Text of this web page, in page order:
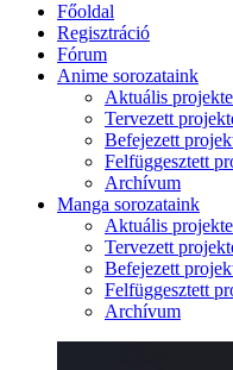
Főoldal
Regisztráció
Fórum
Anime sorozataink
Aktuális
Tervezett
Befejezett
Felfüggesztett
Archívum
Manga sorozataink
Aktuális
Tervezett
Befejezett
Felfüggesztett
Archívum